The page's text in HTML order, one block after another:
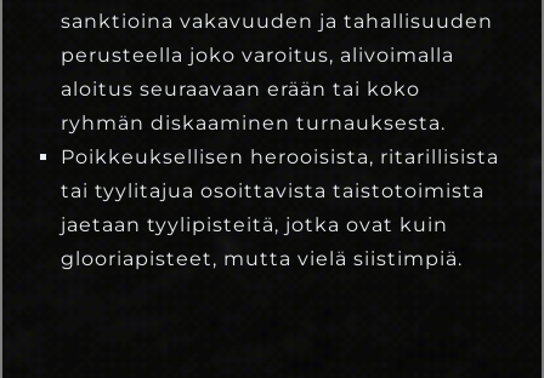
sanktioina vakavuuden ja tahallisuuden
perusteella joko varoitus, alivoimalla
aloitus seuraavaan erään tai koko
ryhmän diskaaminen turnauksesta.
Poikkeuksellisen herooisista, ritarillisista
tai tyylitajua osoittavista taistotoimista
jaetaan tyylipisteitä, jotka ovat kuin
glooriapisteet, mutta vielä siistimpiä.